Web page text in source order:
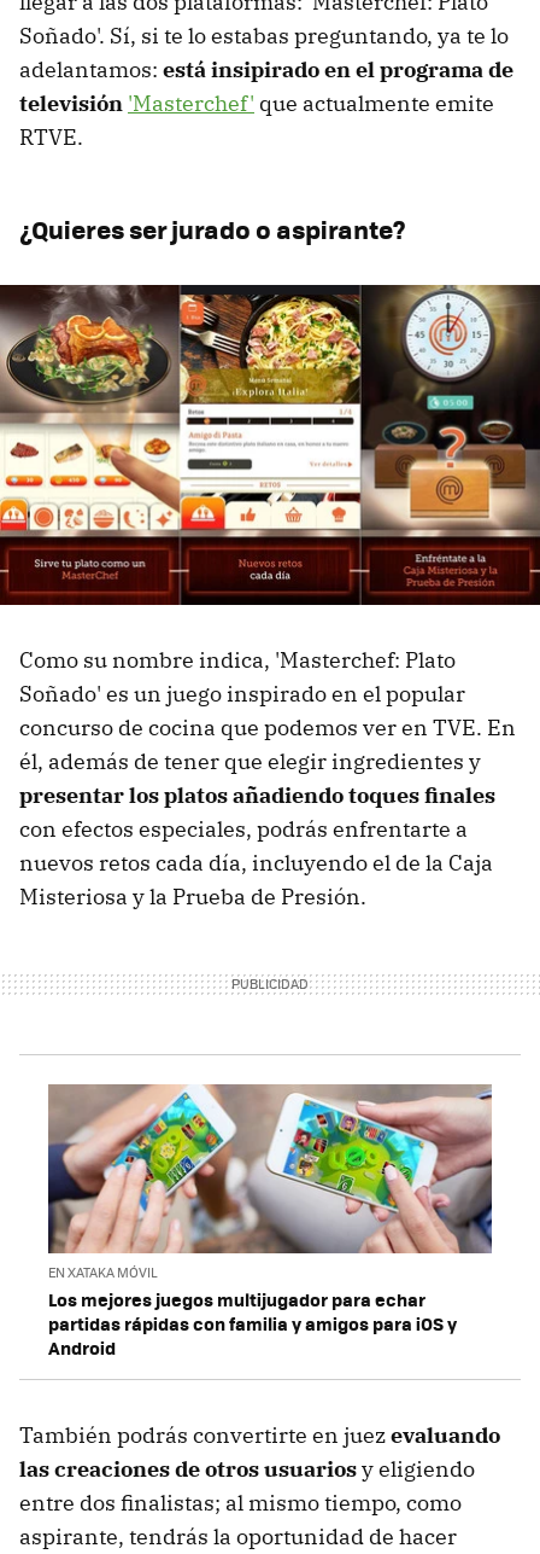
Soñado'. Sí, si te lo estabas preguntando, ya te lo
adelantamos: está insipirado en el programa de
televisión 'Masterchef' que actualmente emite
RTVE.
¿Quieres ser jurado o aspirante?
Como su nombre indica, 'Masterchef: Plato
Soñado' es un juego inspirado en el popular
concurso de cocina que podemos ver en TVE. En
él, además de tener que elegir ingredientes y
presentar los platos añadiendo toques finales
con efectos especiales, podrás enfrentarte a
nuevos retos cada día, incluyendo el de la Caja
Misteriosa y la Prueba de Presión.
EN XATAKA MÓVIL
Los mejores juegos multijugador para echar
partidas rápidas con familia y amigos para iOS y
Android
También podrás convertirte en juezevaluando
las creaciones de otros usuariosy eligiendo
entre dos finalistas; al mismo tiempo, como
aspirante, tendrás la oportunidad de hacer